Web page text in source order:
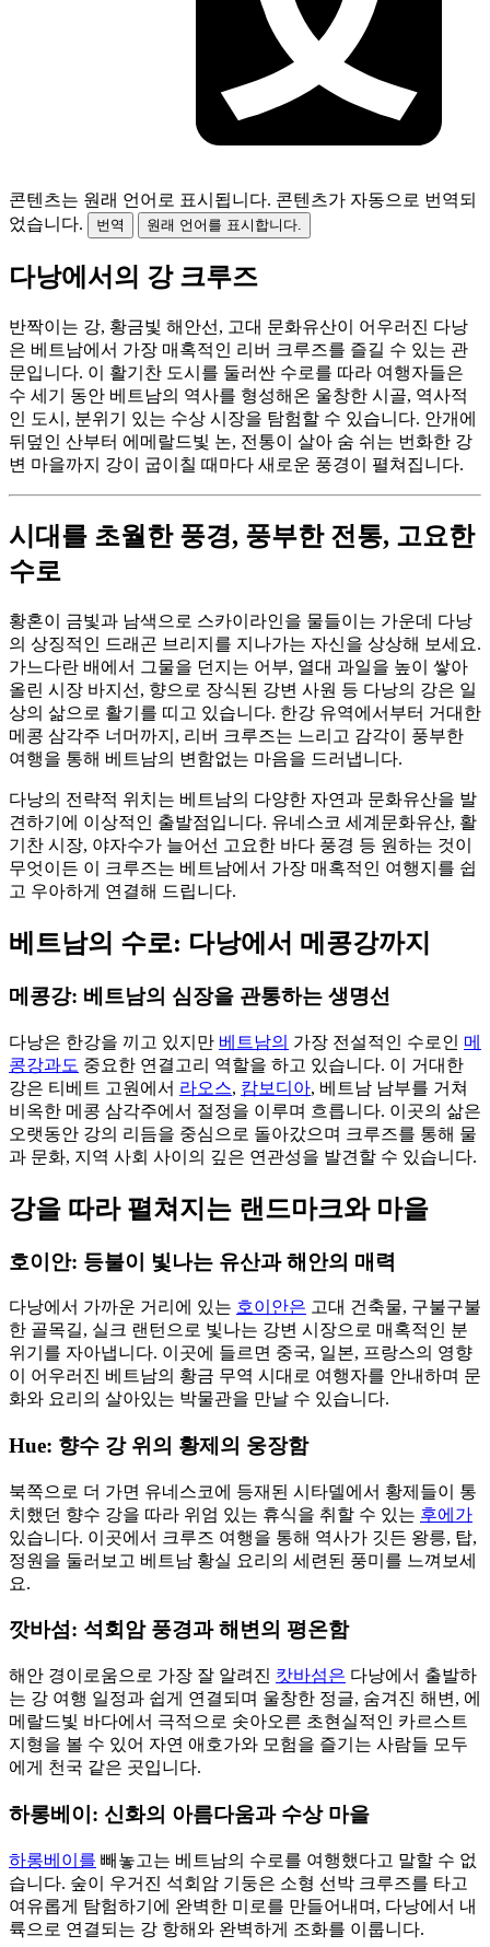
콘텐츠는 원래 언어로 표시됩니다. 콘텐츠가 자동으로 번역되
었습니다.
번역 원래 언어를 표시합니다.
다낭에서의 강 크루즈
반짝이는 강, 황금빛 해안선, 고대 문화유산이 어우러진 다낭
은 베트남에서 가장 매혹적인 리버 크루즈를 즐길 수 있는 관
문입니다. 이 활기찬 도시를 둘러싼 수로를 따라 여행자들은
수 세기 동안 베트남의 역사를 형성해온 울창한 시골, 역사적
인 도시, 분위기 있는 수상 시장을 탐험할 수 있습니다. 안개에
뒤덮인 산부터 에메랄드빛 논, 전통이 살아 숨 쉬는 번화한 강
변 마을까지 강이 굽이칠 때마다 새로운 풍경이 펼쳐집니다.
시대를 초월한 풍경, 풍부한 전통, 고요한
수로
황혼이 금빛과 남색으로 스카이라인을 물들이는 가운데 다낭
의 상징적인 드래곤 브리지를 지나가는 자신을 상상해 보세요.
가느다란 배에서 그물을 던지는 어부, 열대 과일을 높이 쌓아
올린 시장 바지선, 향으로 장식된 강변 사원 등 다낭의 강은 일
상의 삶으로 활기를 띠고 있습니다. 한강 유역에서부터 거대한
메콩 삼각주 너머까지, 리버 크루즈는 느리고 감각이 풍부한
여행을 통해 베트남의 변함없는 마음을 드러냅니다.
다낭의 전략적 위치는 베트남의 다양한 자연과 문화유산을 발
견하기에 이상적인 출발점입니다. 유네스코 세계문화유산, 활
기찬 시장, 야자수가 늘어선 고요한 바다 풍경 등 원하는 것이
무엇이든 이 크루즈는 베트남에서 가장 매혹적인 여행지를 쉽
고 우아하게 연결해 드립니다.
베트남의 수로: 다낭에서 메콩강까지
메콩강: 베트남의 심장을 관통하는 생명선
다낭은 한강을 끼고 있지만 베트남의 가장 전설적인 수로인 메
콩강과도 중요한 연결고리 역할을 하고 있습니다. 이 거대한
강은 티베트 고원에서 라오스, 캄보디아, 베트남 남부를 거쳐
비옥한 메콩 삼각주에서 절정을 이루며 흐릅니다. 이곳의 삶은
오랫동안 강의 리듬을 중심으로 돌아갔으며 크루즈를 통해 물
과 문화, 지역 사회 사이의 깊은 연관성을 발견할 수 있습니다.
강을 따라 펼쳐지는 랜드마크와 마을
호이안: 등불이 빛나는 유산과 해안의 매력
다낭에서 가까운 거리에 있는 호이안은 고대 건축물, 구불구불
한 골목길, 실크 랜턴으로 빛나는 강변 시장으로 매혹적인 분
위기를 자아냅니다. 이곳에 들르면 중국, 일본, 프랑스의 영향
이 어우러진 베트남의 황금 무역 시대로 여행자를 안내하며 문
화와 요리의 살아있는 박물관을 만날 수 있습니다.
Hue: 향수 강 위의 황제의 웅장함
북쪽으로 더 가면 유네스코에 등재된 시타델에서 황제들이 통
치했던 향수 강을 따라 위엄 있는 휴식을 취할 수 있는 후에가
있습니다. 이곳에서 크루즈 여행을 통해 역사가 깃든 왕릉, 탑,
정원을 둘러보고 베트남 황실 요리의 세련된 풍미를 느껴보세
요.
깟바섬: 석회암 풍경과 해변의 평온함
해안 경이로움으로 가장 잘 알려진 캇바섬은 다낭에서 출발하
는 강 여행 일정과 쉽게 연결되며 울창한 정글, 숨겨진 해변, 에
메랄드빛 바다에서 극적으로 솟아오른 초현실적인 카르스트
지형을 볼 수 있어 자연 애호가와 모험을 즐기는 사람들 모두
에게 천국 같은 곳입니다.
하롱베이: 신화의 아름다움과 수상 마을
하롱베이를 빼놓고는 베트남의 수로를 여행했다고 말할 수 없
습니다. 숲이 우거진 석회암 기둥은 소형 선박 크루즈를 타고
여유롭게 탐험하기에 완벽한 미로를 만들어내며, 다낭에서 내
륙으로 연결되는 강 항해와 완벽하게 조화를 이룹니다.